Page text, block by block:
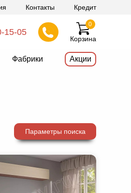
Контакты Кредит
15-05
Корзина
0
Фабрики Акции
Параметры поиска